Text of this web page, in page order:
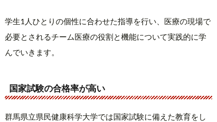
学生1人ひとりの個性に合わせた指導を行い、医療の現場で
必要とされるチーム医療の役割と機能について実践的に学
んでいきます。
国家試験の合格率が高い
群馬県立県民健康科学大学では国家試験に備えた教育をし